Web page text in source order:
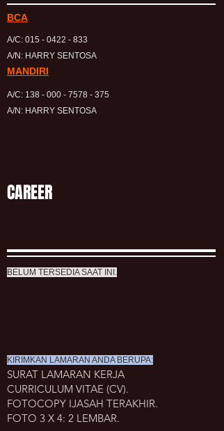
BCA
A/C: 015 - 0422 - 833
A/N: HARRY SENTOSA
MANDIRI
A/C: 138 - 000 - 7578 - 375
A/N: HARRY SENTOSA
CAREER
BELUM TERSEDIA SAAT INI.
KIRIMKAN LAMARAN ANDA BERUPA:
SURAT LAMARAN KERJA
CURRICULUM VITAE (CV).
FOTOCOPY IJASAH TERAKHIR.
FOTO 3 X 4: 2 LEMBAR.